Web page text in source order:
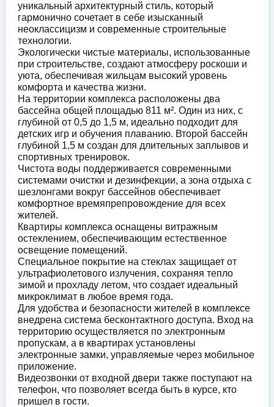
уникальный архитектурный стиль, который
гармонично сочетает в себе изысканный
неоклассицизм и современные строительные
технологии.
Экологически чистые материалы, использованные
при строительстве, создают атмосферу роскоши и
уюта, обеспечивая жильцам высокий уровень
комфорта и качества жизни.
На территории комплекса расположены два
бассейна общей площадью 811 м². Один из них, с
глубиной от 0,5 до 1,5 м, идеально подходит для
детских игр и обучения плаванию. Второй бассейн
глубиной 1,5 м создан для длительных заплывов и
спортивных тренировок.
Чистота воды поддерживается современными
системами очистки и дезинфекции, а зона отдыха с
шезлонгами вокруг бассейнов обеспечивает
комфортное времяпрепровождение для всех
жителей.
Квартиры комплекса оснащены витражным
остеклением, обеспечивающим естественное
освещение помещений.
Специальное покрытие на стеклах защищает от
ультрафиолетового излучения, сохраняя тепло
зимой и прохладу летом, что создает идеальный
микроклимат в любое время года.
Для удобства и безопасности жителей в комплексе
внедрена система бесконтактного доступа. Вход на
территорию осуществляется по электронным
пропускам, а в квартирах установлены
электронные замки, управляемые через мобильное
приложение.
Видеозвонки от входной двери также поступают на
телефон, что позволяет всегда быть в курсе, кто
пришел в гости.